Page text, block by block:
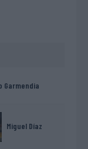
Garmendia
Miguel Díaz